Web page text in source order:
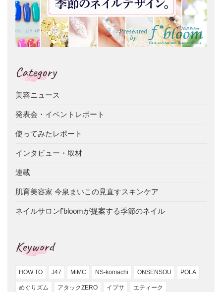
Category
美容ニュース
発表会・イベントレポート
使ってみたレポート
インタビュー・取材
連載
肌育美容家 今泉まいこの見直すスキンケア
ネイルサロンf’bloomが提案する季節のネイル
Keyword
HOW TO J47 MiMC NS-komachi ONSENSOU POLA
めぐりズム アタックZERO イプサ エティーク